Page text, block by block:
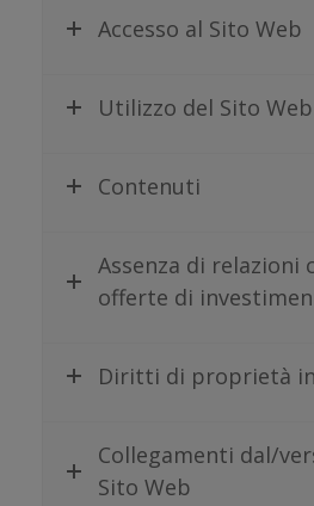
Accesso al Sito Web
Utilizzo del Sito Web
Contenuti
Assenza di relazioni
offerte di
Diritti di proprietà
Collegamenti dal/
Sito Web